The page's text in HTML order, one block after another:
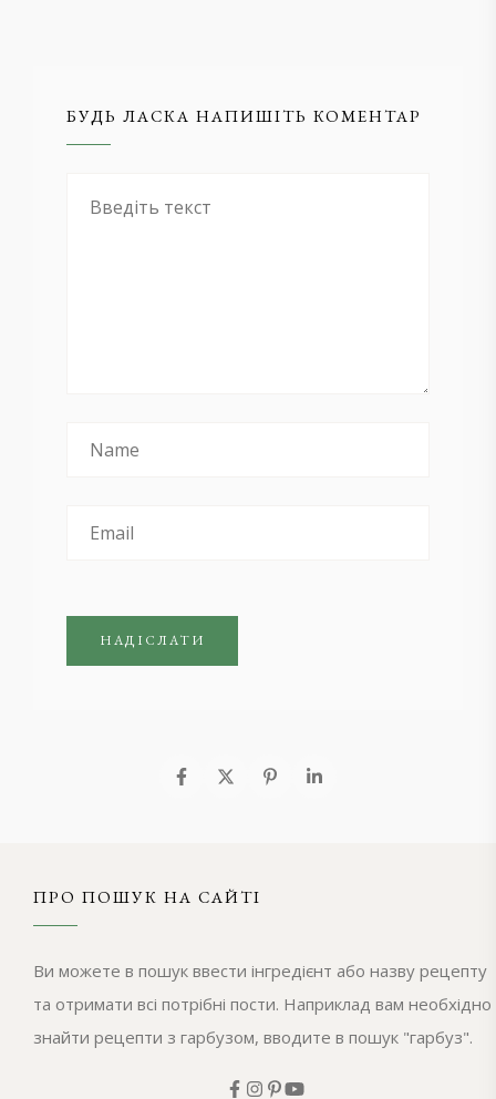
БУДЬ ЛАСКА НАПИШІТЬ КОМЕНТАР
ПРО ПОШУК НА САЙТІ
Ви можете в пошук ввести інгредієнт або назву рецепту
та отримати всі потрібні пости. Наприклад вам необхідно
знайти рецепти з гарбузом, вводите в пошук "гарбуз".